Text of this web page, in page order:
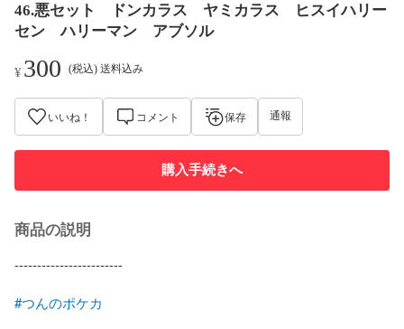
46.悪セット ドンカラス ヤミカラス ヒスイハリー
セン ハリーマン アブソル
¥300 (税込) 送料込み
いいね！ コメント 保存 通報
購入手続きへ
商品の説明
------------------------
#つんのポケカ